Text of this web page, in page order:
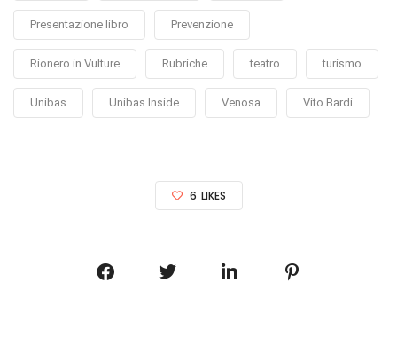
Presentazione libro Prevenzione
Rionero in Vulture Rubriche teatro turismo
Unibas Unibas Inside Venosa Vito Bardi
6 LIKES